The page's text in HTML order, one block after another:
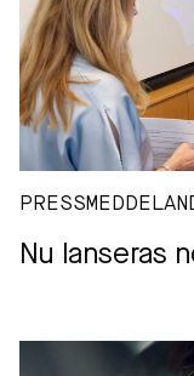
Nu lanseras